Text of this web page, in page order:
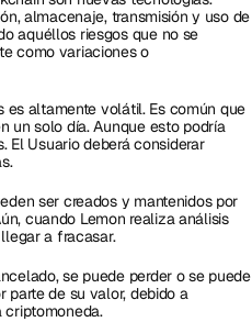
almacenaje, transmisión y uso de
aquéllos riesgos que no se
como variaciones o
es altamente volátil. Es común que
un solo día. Aunque esto podría
El Usuario deberá considerar
ser creados y mantenidos por
cuando Lemon realiza análisis
a fracasar.
se puede perder o se puede
parte de su valor, debido a
criptomoneda.